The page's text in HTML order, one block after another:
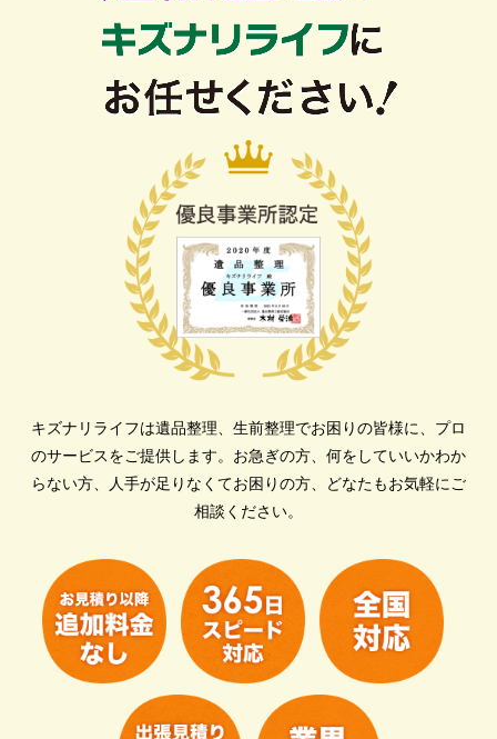
キズナリライフは遺品整理、生前整理でお困りの皆様に、プロ
のサービスをご提供します。 お急ぎの方、何をしていいかわか
らない方、人手が足りなくてお困りの方、どなたもお気軽にご
相談ください。